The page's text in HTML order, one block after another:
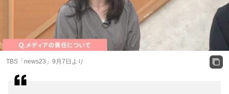
TBS「news23」9月7日より